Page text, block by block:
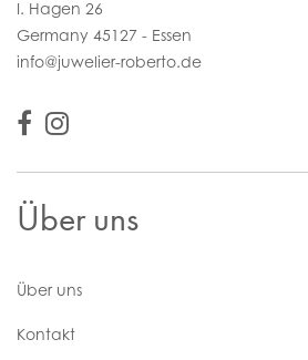
I. Hagen 26
Germany 45127 - Essen
info@juwelier-roberto.de
Über uns
Über uns
Kontakt